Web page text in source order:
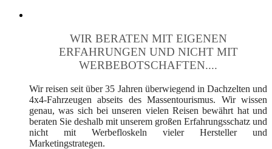
WIR BERATEN MIT EIGENEN
ERFAHRUNGEN UND NICHT MIT
WERBEBOTSCHAFTEN....
Wir reisen seit über 35 Jahren überwiegend in Dachzelten und
4x4-Fahrzeugen abseits des Massentourismus. Wir wissen
genau, was sich bei unseren vielen Reisen bewährt hat und
beraten Sie deshalb mit unserem großen Erfahrungsschatz und
nicht mit Werbefloskeln vieler Hersteller und
Marketingstrategen.